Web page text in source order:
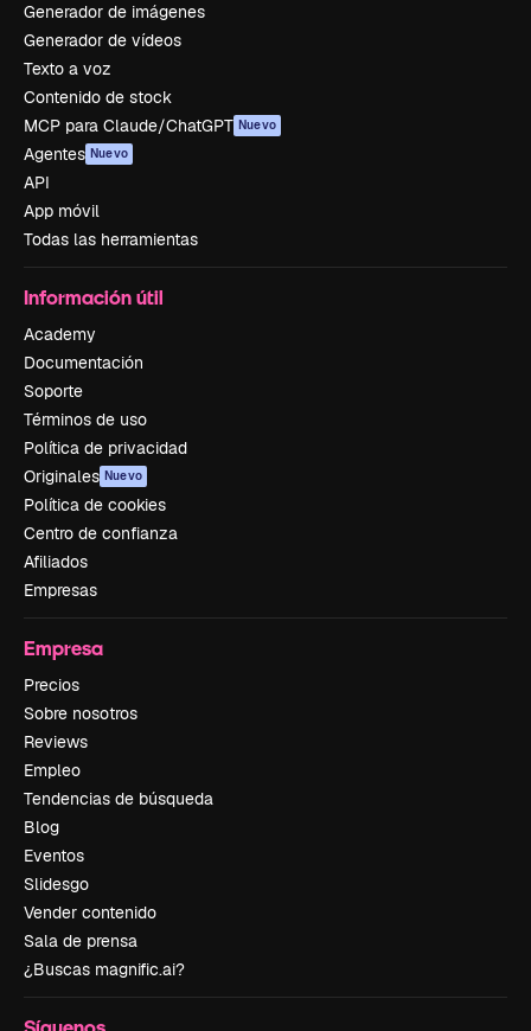
Generador de imágenes
Generador de vídeos
Texto a voz
Contenido de stock
MCP para Claude/ChatGPT Nuevo
Agentes Nuevo
API
App móvil
Todas las herramientas
Información útil
Academy
Documentación
Soporte
Términos de uso
Política de privacidad
Originales Nuevo
Política de cookies
Centro de confianza
Afiliados
Empresas
Empresa
Precios
Sobre nosotros
Reviews
Empleo
Tendencias de búsqueda
Blog
Eventos
Slidesgo
Vender contenido
Sala de prensa
¿Buscas magnific.ai?